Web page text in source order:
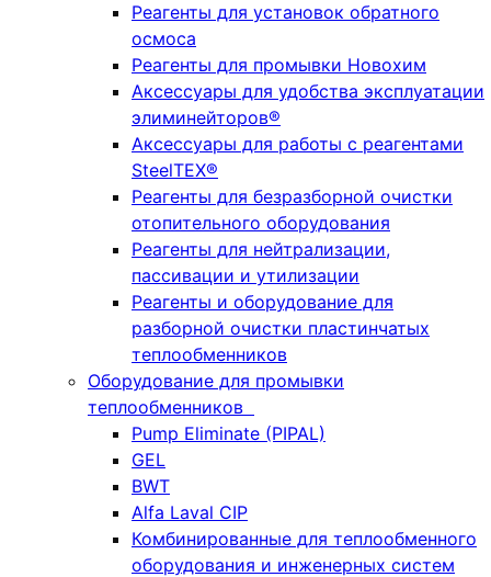
Реагенты для установок обратного
осмоса
Реагенты для промывки Новохим
Аксессуары для удобства эксплуатации
элиминейторов®
Аксессуары для работы с реагентами
SteelTEX®
Реагенты для безразборной очистки
отопительного оборудования
Реагенты для нейтрализации,
пассивации и утилизации
Реагенты и оборудование для
разборной очистки пластинчатых
теплообменников
Оборудование для промывки
теплообменников
Pump Eliminate (PIPAL)
GEL
BWT
Alfa Laval CIP
Комбинированные для теплообменного
оборудования и инженерных систем